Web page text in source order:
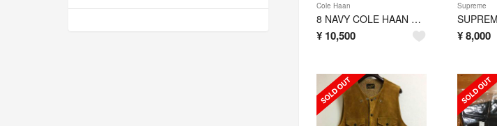
Cole Haan
8 NAVY COLE HAAN LUNAGRAND コールハーン ルナグランド
¥ 10,500
Supreme
¥8,000